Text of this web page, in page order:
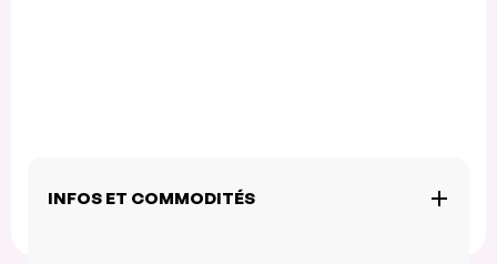
INFOS ET COMMODITÉS